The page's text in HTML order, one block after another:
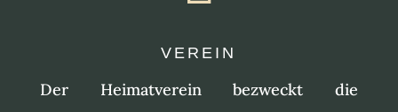
VEREIN
Der Heimatverein bezweckt die